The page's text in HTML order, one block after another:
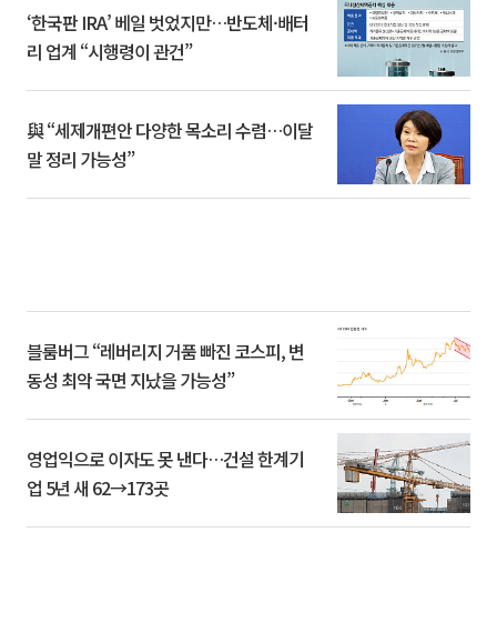
‘한국판 IRA’ 베일 벗었지만…반도체·배터
리 업계 “시행령이 관건”
與 “세제개편안 다양한 목소리 수렴…이달
말 정리 가능성”
블룸버그 “레버리지 거품 빠진 코스피, 변
동성 최악 국면 지났을 가능성”
영업익으로 이자도 못 낸다…건설 한계기
업 5년 새 62→173곳